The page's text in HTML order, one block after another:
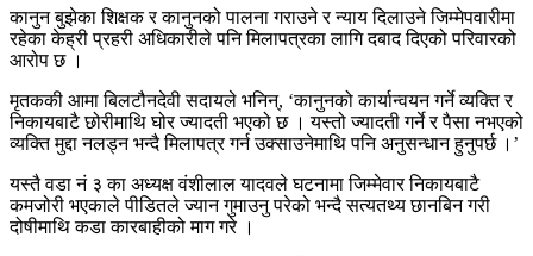
कानुन बुझेका शिक्षक र कानुनको पालना गराउने र न्याय दिलाउने जिम्मेपवारीमा
रहेका केह्री प्रहरी अधिकारीले पनि मिलापत्रका लागि दबाद दिएको परिवारको
आरोप छ ।
मृतककी आमा बिलटौनदेवी सदायले भनिन्, ‘कानुनको कार्यान्वयन गर्ने व्यक्ति र
निकायबाटै छोरीमाथि घोर ज्यादती भएको छ । यस्तो ज्यादती गर्ने र पैसा नभएको
व्यक्ति मुद्दा नलड्न भन्दै मिलापत्र गर्न उक्साउनेमाथि पनि अनुसन्धान हुनुपर्छ ।’
यस्तै वडा नं ३ का अध्यक्ष वंशीलाल यादवले घटनामा जिम्मेवार निकायबाटै
कमजोरी भएकाले पीडितले ज्यान गुमाउनु परेको भन्दै सत्यतथ्य छानबिन गरी
दोषीमाथि कडा कारबाहीको माग गरे ।